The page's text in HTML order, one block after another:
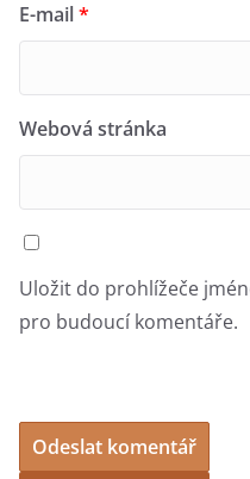
E-mail*
Webová stránka
Uložit do prohlížeče
pro budoucí komentáře.